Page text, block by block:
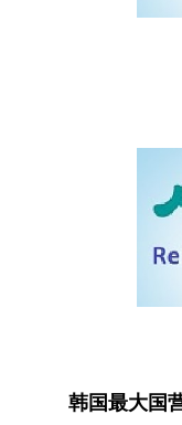
韩国最大国